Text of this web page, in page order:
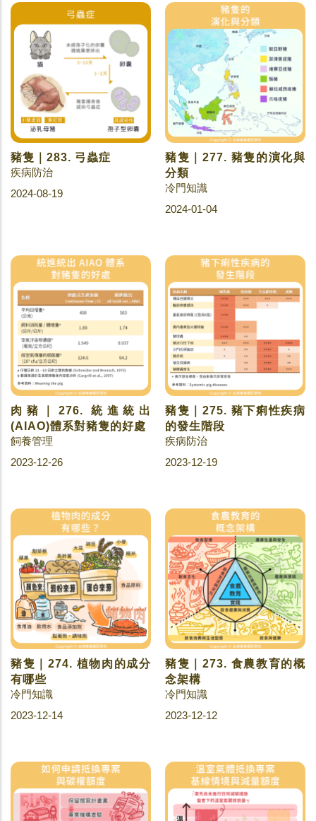
豬隻｜283. 弓蟲症
疾病防治
2024-08-19
豬隻｜277. 豬隻的演化與
分類
冷門知識
2024-01-04
肉豬｜276. 統進統出
(AIAO)體系對豬隻的好處
飼養管理
2023-12-26
豬隻｜275. 豬下痢性疾病
的發生階段
疾病防治
2023-12-19
豬隻｜274. 植物肉的成分
有哪些
冷門知識
2023-12-14
豬隻｜273. 食農教育的概
念架構
冷門知識
2023-12-12